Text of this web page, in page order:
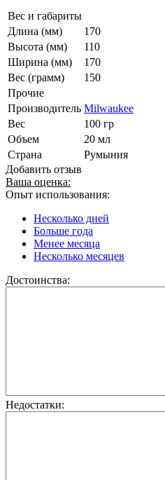
Вес и габариты
Длина (мм)
170
Высота (мм)
110
Ширина (мм)
170
Вес (грамм)
150
Прочие
Производитель Milwaukee
Вес
100 гр
Объем
20 мл
Страна
Румыния
Добавить отзыв
Ваша оценка:
Опыт использования:
Несколько дней
Больше года
Менее месяца
Несколько месяцев
Достоинства:
Недостатки: